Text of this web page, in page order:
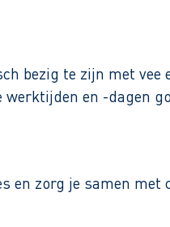
bezig te zijn met
en -dagen
zorg je samen